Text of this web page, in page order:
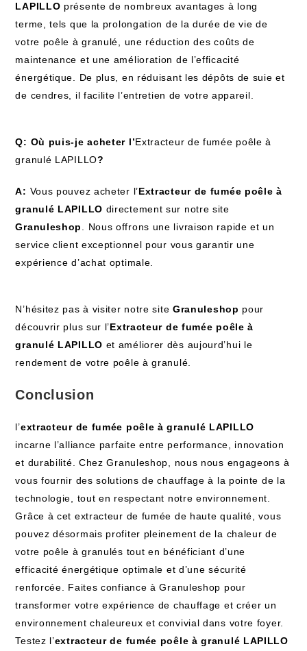
LAPILLO présente de nombreux avantages à long
terme, tels que la prolongation de la durée de vie de
votre poêle à granulé, une réduction des coûts de
maintenance et une amélioration de l’efficacité
énergétique. De plus, en réduisant les dépôts de suie et
de cendres, il facilite l’entretien de votre appareil.
Q: Où puis-je acheter l’Extracteur de fumée poêle à
granulé LAPILLO?
A: Vous pouvez acheter l’Extracteur de fumée poêle à
granulé LAPILLO directement sur notre site
Granuleshop
. Nous offrons une livraison rapide et un
service client exceptionnel pour vous garantir une
expérience d’achat optimale.
N’hésitez pas à visiter notre site Granuleshop pour
découvrir plus sur l’Extracteur de fumée poêle à
granulé LAPILLO et améliorer dès aujourd’hui le
rendement de votre poêle à granulé.
Conclusion
l’extracteur de fumée poêle à granulé LAPILLO
incarne l’alliance parfaite entre performance, innovation
et durabilité. Chez Granuleshop, nous nous engageons à
vous fournir des solutions de chauffage à la pointe de la
technologie, tout en respectant notre environnement.
Grâce à cet extracteur de fumée de haute qualité, vous
pouvez désormais profiter pleinement de la chaleur de
votre poêle à granulés tout en bénéficiant d’une
efficacité énergétique optimale et d’une sécurité
renforcée. Faites confiance à Granuleshop pour
transformer votre expérience de chauffage et créer un
environnement chaleureux et convivial dans votre foyer.
Testez l’extracteur de fumée poêle à granulé LAPILLO